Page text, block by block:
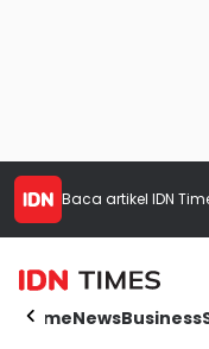
Baca artikel IDN
HomeNewsBusiness